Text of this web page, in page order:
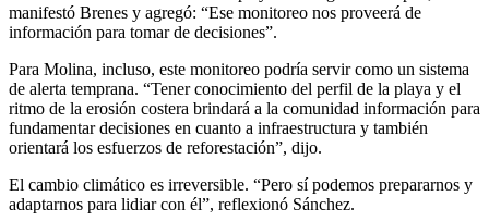
manifestó Brenes y agregó: “Ese monitoreo nos proveerá de
información para tomar de decisiones”.
Para Molina, incluso, este monitoreo podría servir como un sistema
de alerta temprana. “Tener conocimiento del perfil de la playa y el
ritmo de la erosión costera brindará a la comunidad información para
fundamentar decisiones en cuanto a infraestructura y también
orientará los esfuerzos de reforestación”, dijo.
El cambio climático es irreversible. “Pero sí podemos prepararnos y
adaptarnos para lidiar con él”, reflexionó Sánchez.